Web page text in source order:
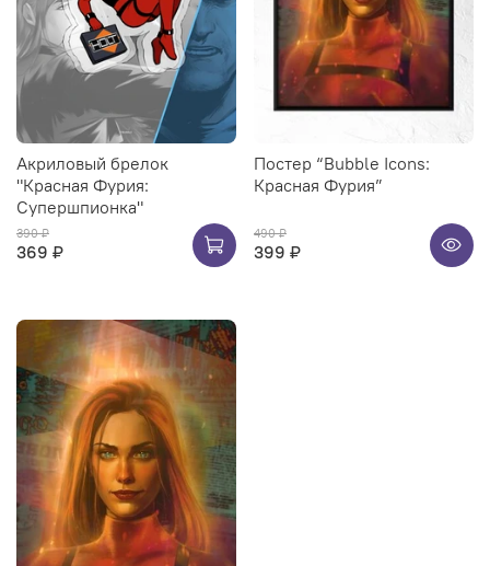
Акриловый брелок
"Красная Фурия:
Супершпионка"
390 ₽
369 ₽
Постер “Bubble Icons:
Красная Фурия”
490 ₽
399 ₽